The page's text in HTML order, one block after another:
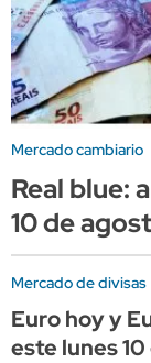
Mercado cambiario
Real blue:
10 de
Mercado de divisas
Euro hoy y
este lunes